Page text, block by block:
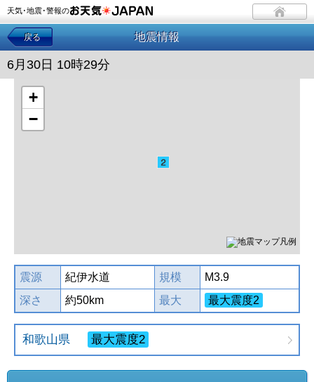
天気･地震･警報の
戻る 地震情報
6月30日 10時29分
+
−
震源 紀伊水道 規模
M3.9
深さ
約50km 最大 最大震度2
和歌山県 最大震度2